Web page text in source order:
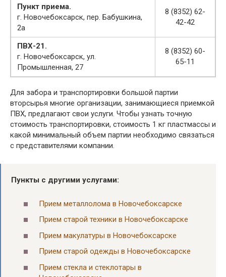
Пункт приема.
г. Новочебоксарск, пер. Бабушкина,
2а
8 (8352) 62-
42-42
ПВХ-21.
г. Новочебоксарск, ул.
Промышленная, 27
8 (8352) 60-
65-11
Для забора и транспортировки большой партии
вторсырья многие организации, занимающиеся приемкой
ПВХ, предлагают свои услуги. Чтобы узнать точную
стоимость транспортировки, стоимость 1 кг пластмассы и
какой минимальный объем партии необходимо связаться
с представителями компании.
Пункты с другими услугами:
Прием металлолома в Новочебоксарске
Прием старой техники в Новочебоксарске
Прием макулатуры в Новочебоксарске
Прием старой одежды в Новочебоксарске
Прием стекла и стеклотары в